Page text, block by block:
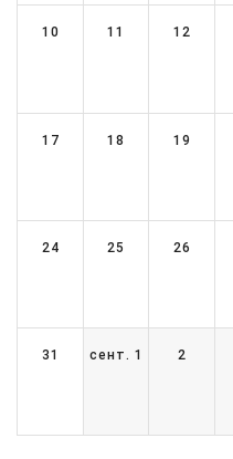
10 11 12
17 18 19
24 25 26
31 сент. 1 2